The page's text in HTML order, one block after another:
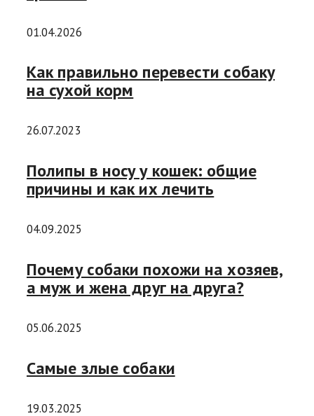
01.04.2026
Как правильно перевести собаку
на сухой корм
26.07.2023
Полипы в носу у кошек: общие
причины и как их лечить
04.09.2025
Почему собаки похожи на хозяев,
а муж и жена друг на друга?
05.06.2025
Самые злые собаки
19.03.2025